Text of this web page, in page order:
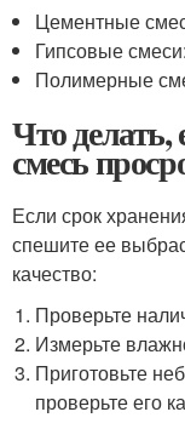
Цементные
Гипсовые
Полимерные
Что делать,
смесь
Если срок
спешите ее
качество:
Проверьте
Измерьте
Приготовьте
проверьте его